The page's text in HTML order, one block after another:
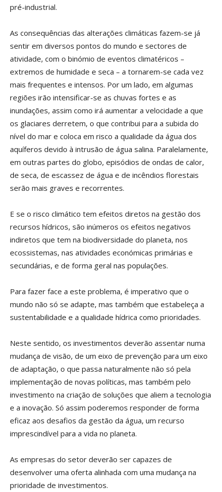
pré-industrial.
As consequências das alterações climáticas fazem-se já
sentir em diversos pontos do mundo e sectores de
atividade, com o binómio de eventos climatéricos –
extremos de humidade e seca – a tornarem-se cada vez
mais frequentes e intensos. Por um lado, em algumas
regiões irão intensificar-se as chuvas fortes e as
inundações, assim como irá aumentar a velocidade a que
os glaciares derretem, o que contribui para a subida do
nível do mar e coloca em risco a qualidade da água dos
aquíferos devido à intrusão de água salina. Paralelamente,
em outras partes do globo, episódios de ondas de calor,
de seca, de escassez de água e de incêndios florestais
serão mais graves e recorrentes.
E se o risco climático tem efeitos diretos na gestão dos
recursos hídricos, são inúmeros os efeitos negativos
indiretos que tem na biodiversidade do planeta, nos
ecossistemas, nas atividades económicas primárias e
secundárias, e de forma geral nas populações.
Para fazer face a este problema, é imperativo que o
mundo não só se adapte, mas também que estabeleça a
sustentabilidade e a qualidade hídrica como prioridades.
Neste sentido, os investimentos deverão assentar numa
mudança de visão, de um eixo de prevenção para um eixo
de adaptação, o que passa naturalmente não só pela
implementação de novas políticas, mas também pelo
investimento na criação de soluções que aliem a tecnologia
e a inovação. Só assim poderemos responder de forma
eficaz aos desafios da gestão da água, um recurso
imprescindível para a vida no planeta.
As empresas do setor deverão ser capazes de
desenvolver uma oferta alinhada com uma mudança na
prioridade de investimentos.